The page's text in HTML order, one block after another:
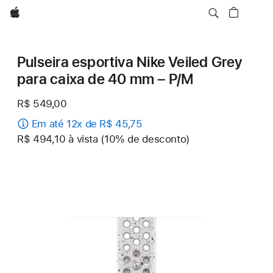
Apple
Pulseira esportiva Nike Veiled Grey
para caixa de 40 mm – P/M
R$ 549,00
Em até 12x de R$ 45,75
R$ 494,10 à vista (10% de desconto)